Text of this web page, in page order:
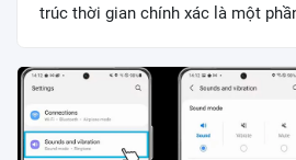
trúc thời gian chính xác là một